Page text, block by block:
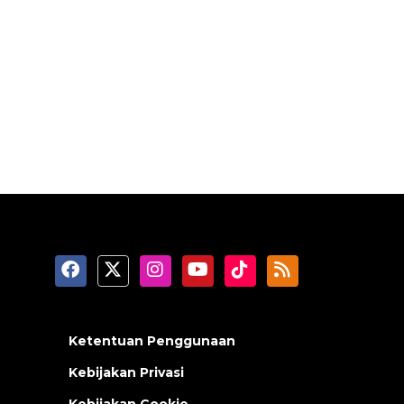
Ketentuan Penggunaan
Kebijakan Privasi